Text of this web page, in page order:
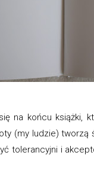
na końcu
(my ludzie) tworzą
tolerancyjni i